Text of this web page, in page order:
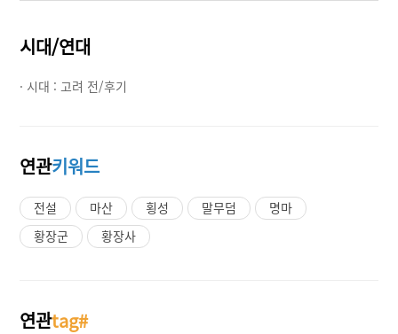
시대/연대
· 시대 : 고려 전/후기
연관키워드
전설 마산 횡성 말무덤
명마
황장군
황장사
연관tag#